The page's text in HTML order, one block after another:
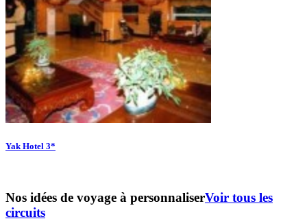
Yak Hotel 3*
Nos idées de voyage à personnaliserVoir tous les
circuits